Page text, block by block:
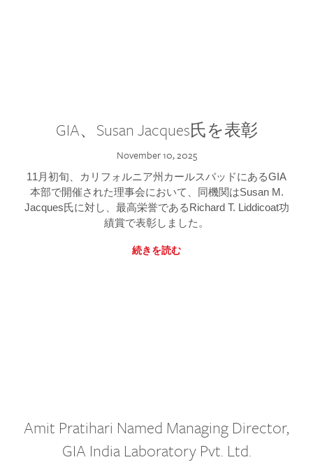
GIA、Susan Jacques氏を表彰
November 10, 2025
11月初旬、カリフォルニア州カールスバッドにあるGIA
本部で開催された理事会において、同機関はSusan M.
Jacques氏に対し、最高栄誉であるRichard T. Liddicoat功
績賞で表彰しました。
続きを読む
Amit Pratihari Named Managing Director,
GIA India Laboratory Pvt. Ltd.